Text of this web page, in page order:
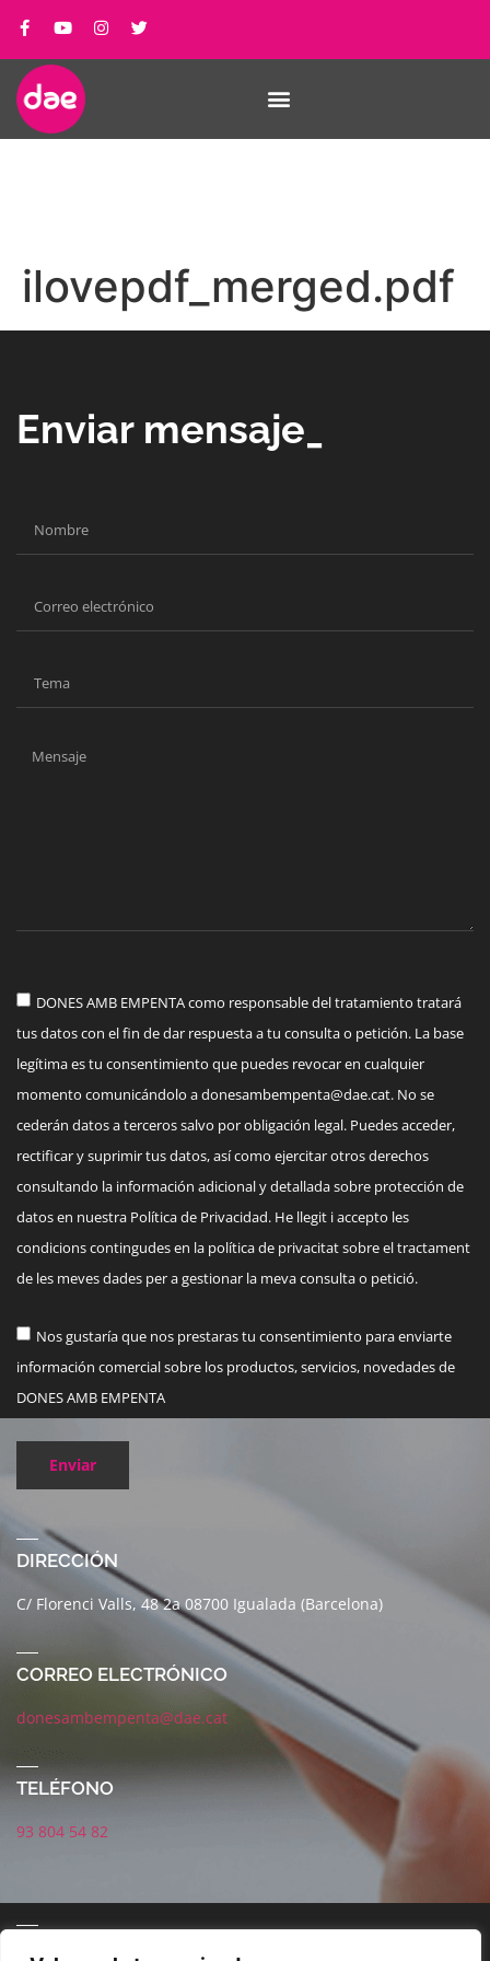
ilovepdf_merged.pdf
Enviar mensaje_
DONES AMB EMPENTA como responsable del tratamiento tratará
tus datos con el fin de dar respuesta a tu consulta o petición. La base
legítima es tu consentimiento que puedes revocar en cualquier
momento comunicándolo adonesambempenta@dae.cat. No se
cederán datos a terceros salvo por obligación legal. Puedes acceder,
rectificar y suprimir tus datos, así como ejercitar otros derechos
consultando la información adicional y detallada sobre protección de
datos en nuestra Política de Privacidad. He llegit i accepto les
condicions contingudes en la política de privacitat sobre el tractament
de les meves dades per a gestionar la meva consulta o petició.
Nos gustaría que nos prestaras tu consentimiento para enviarte
información comercial sobre los productos, servicios, novedades de
DONES AMB EMPENTA
Enviar
DIRECCIÓN
C/ Florenci Valls, 48 2a 08700 Igualada (Barcelona)
CORREO ELECTRÓNICO
donesambempenta@dae.cat
TELÉFONO
93 804 54 82